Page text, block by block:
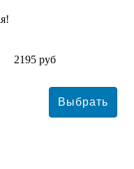
2195 руб